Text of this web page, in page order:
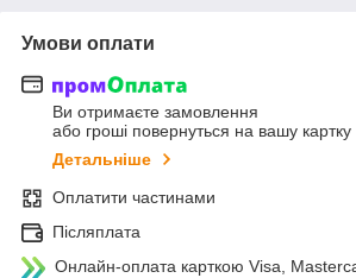
Умови оплати
Ви отримаєте замовлення
або гроші повернуться на вашу картку
Детальніше
Оплатити частинами
Післяплата
Онлайн-оплата карткою Visa,